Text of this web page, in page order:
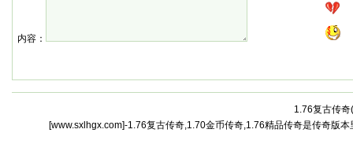
内容：
1.76复古传奇(
[www.sxlhgx.com]-1.76复古传奇,1.70金币传奇,1.76精品传奇是传奇版